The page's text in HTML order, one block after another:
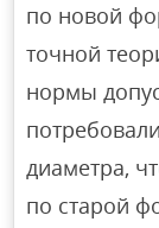
по новой
точной
нормы
диаметра,
по старой